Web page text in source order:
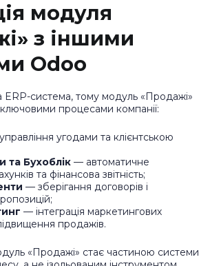
модуля
з іншими
Odoo
система, тому модуль «Продажі»
ключовими процесами компанії:
угодами та клієнтською
та Бухоблік — автоматичне
та фінансова звітність;
— зберігання договорів і
— інтеграція маркетингових
продажів.
«Продажі» стає частиною системи